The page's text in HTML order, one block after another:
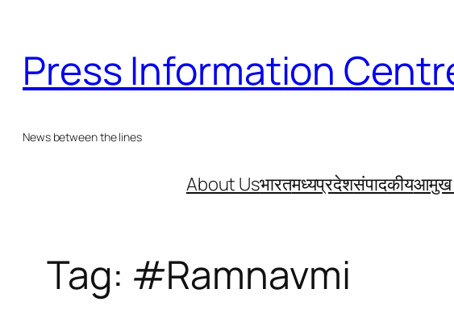
content
Press Information
News between the lines
About Usभारतमध्यप्रदेशसंपादकीय
Tag: #Ramnavmi